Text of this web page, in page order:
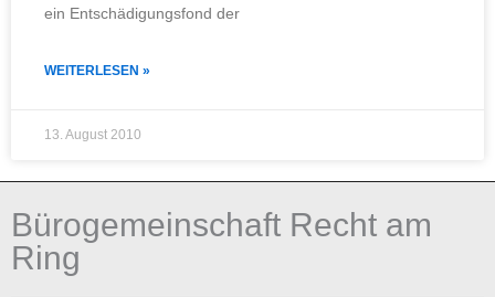
ein Entschädigungsfond der
WEITERLESEN »
13. August 2010
Bürogemeinschaft Recht am
Ring